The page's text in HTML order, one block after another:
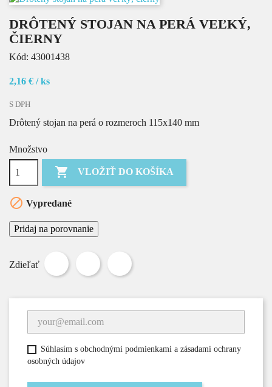
DRÔTENÝ STOJAN NA PERÁ VEĽKÝ,
ČIERNY
Kód: 43001438
2,16 € / ks
S DPH
Drôtený stojan na perá o rozmeroch 115x140 mm
Množstvo
 VLOŽIŤ DO KOŠÍKA
 Vypredané
Pridaj na porovnanie
Zdieľať
Zdieľať Tweetnuť
Súhlasím s obchodnými podmienkami a zásadami ochrany
osobných údajov